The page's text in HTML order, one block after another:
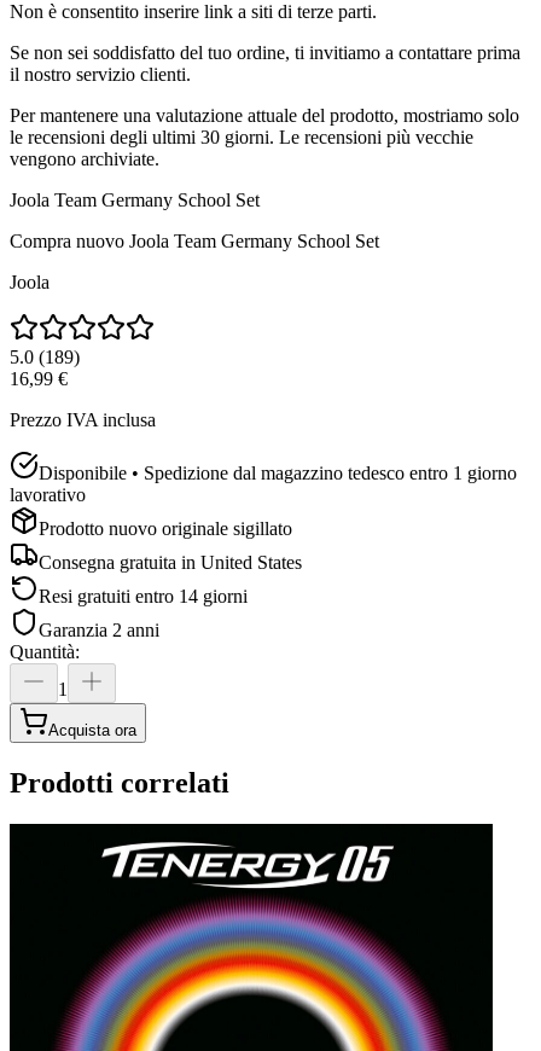
Non è consentito inserire link a siti di terze parti.
Se non sei soddisfatto del tuo ordine, ti invitiamo a contattare prima
il nostro servizio clienti.
Per mantenere una valutazione attuale del prodotto, mostriamo solo
le recensioni degli ultimi 30 giorni. Le recensioni più vecchie
vengono archiviate.
Joola Team Germany School Set
Compra nuovo Joola Team Germany School Set
Joola
5.0 (189)
16,99 €
Prezzo IVA inclusa
Disponibile • Spedizione dal magazzino tedesco entro 1 giorno
lavorativo
Prodotto nuovo originale sigillato
Consegna gratuita in United States
Resi gratuiti entro 14 giorni
Garanzia 2 anni
Quantità:
1
Acquista ora
Prodotti correlati